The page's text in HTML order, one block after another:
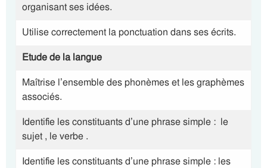
organisant ses idées.
Utilise correctement la ponctuation dans ses écrits.
Etude de la langue
Maîtrise l’ensemble des phonèmes et les graphèmes
associés.
Identifie les constituants d’une phrase simple : le
sujet , le verbe .
Identifie les constituants d’une phrase simple : les